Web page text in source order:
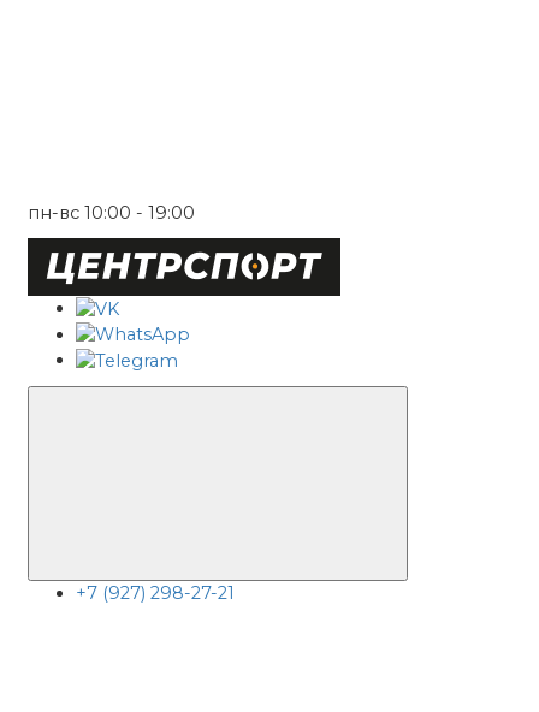
пн-вс 10:00 - 19:00
+7 (927) 298-27-21